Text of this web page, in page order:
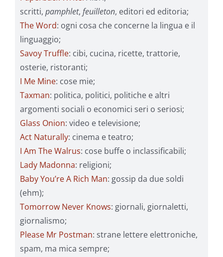
scritti, pamphlet, feuilleton, editori ed editoria;
The Word: ogni cosa che concerne la lingua e il
linguaggio;
Savoy Truffle: cibi, cucina, ricette, trattorie,
osterie, ristoranti;
I Me Mine: cose mie;
Taxman: politica, politici, politiche e altri
argomenti sociali o economici seri o seriosi;
Glass Onion: video e televisione;
Act Naturally: cinema e teatro;
I Am The Walrus: cose buffe o inclassificabili;
Lady Madonna: religioni;
Baby You’re A Rich Man: gossip da due soldi
(ehm);
Tomorrow Never Knows: giornali, giornaletti,
giornalismo;
Please Mr Postman: strane lettere elettroniche,
spam, ma mica sempre;